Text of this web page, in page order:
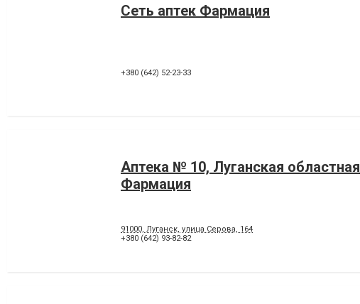
Сеть аптек Фармация
+380 (642) 52-23-33
Аптека № 10, Луганская областная
Фармация
91000, Луганск, улица Серова, 164
+380 (642) 93-82-82